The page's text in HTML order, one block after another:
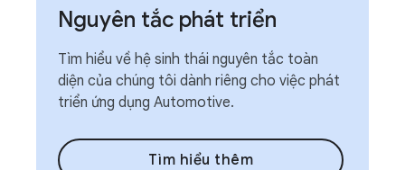
Nguyên tắc phát triển
Tìm hiểu về hệ sinh thái nguyên tắc toàn
diện của chúng tôi dành riêng cho việc phát
triển ứng dụng Automotive.
Tìm hiểu thêm